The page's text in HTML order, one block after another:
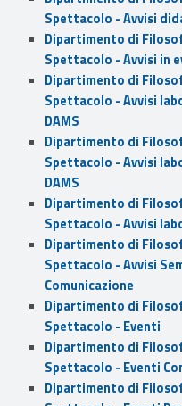
Spettacolo - Avvisi
Dipartimento di
Spettacolo - Avvisi in
Dipartimento di
Spettacolo - Avvisi
DAMS
Dipartimento di
Spettacolo - Avvisi
DAMS
Dipartimento di
Spettacolo - Avvisi
Dipartimento di
Spettacolo - Avvisi
Comunicazione
Dipartimento di
Spettacolo - Eventi
Dipartimento di
Spettacolo - Eventi
Dipartimento di